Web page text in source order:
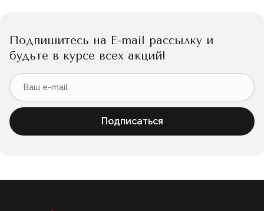
Подпишитесь на E-mail рассылку и
будьте в курсе всех акций!
Подписаться